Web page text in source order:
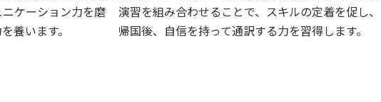
ケーション力を磨
養います。
演習を組み合わせることで、スキルの定着を促し、
帰国後、自信を持って通訳する力を習得します。